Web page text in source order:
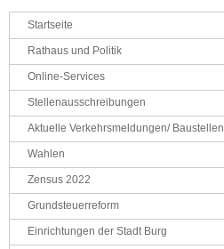
Navigation
überspringen
Startseite
Rathaus und Politik
Online-Services
Stellenausschreibungen
Aktuelle Verkehrsmeldungen/ Baustellen
Wahlen
Zensus 2022
Grundsteuerreform
Einrichtungen der Stadt Burg